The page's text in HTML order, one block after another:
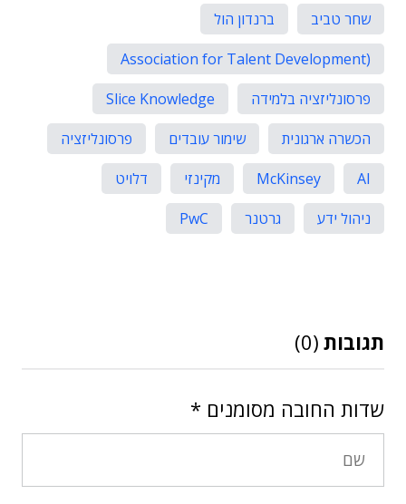
שחר טביב
ברנדון הול
(Association for Talent Development
פרסונליזציה בלמידה
Slice Knowledge
הכשרה ארגונית
שימור עובדים
פרסונליזציה
AI
McKinsey מקינזי
דלויט
ניהול ידע
גרטנר PwC
תגובות (0)
שדות החובה מסומנים *